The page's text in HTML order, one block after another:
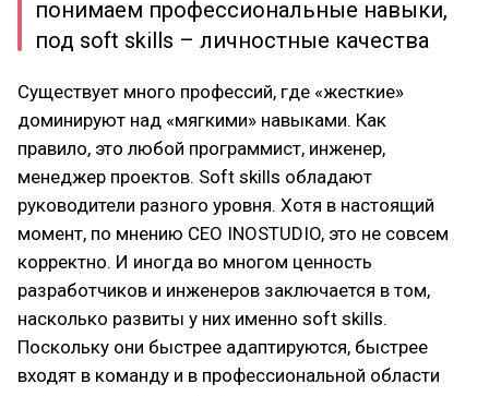
понимаем профессиональные навыки,
под soft skills – личностные качества
Существует много профессий, где «жесткие»
доминируют над «мягкими» навыками. Как
правило, это любой программист, инженер,
менеджер проектов. Soft skills обладают
руководители разного уровня. Хотя в настоящий
момент, по мнению CEO INOSTUDIO, это не совсем
корректно. И иногда во многом ценность
разработчиков и инженеров заключается в том,
насколько развиты у них именно soft skills.
Поскольку они быстрее адаптируются, быстрее
входят в команду и в профессиональной области